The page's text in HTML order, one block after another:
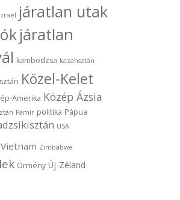
járatlan utak
járatlan
kambodzsa kazahsztán
Közel-Kelet
Amerika Közép Ázsia
Pamír politika Pápua
USA
Vietnam Zimbabwe
Örmény Új-Zéland